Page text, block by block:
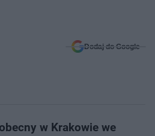
Dodaj do Google
w Krakowie we